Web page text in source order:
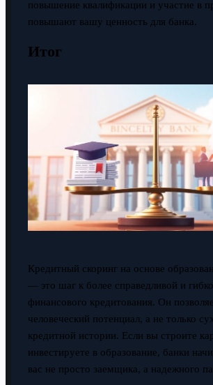
повышение квалификации и участие в
повышают вашу ценность для банка.
Итог
Кредитный скоринг на основе
— это шаг к более справедливой и
финансового кредитования. Он
человеческий потенциал, а не только
кредитной истории. Если вы строите
инвестируете в образование, банки
вас не просто заемщика, а надежного